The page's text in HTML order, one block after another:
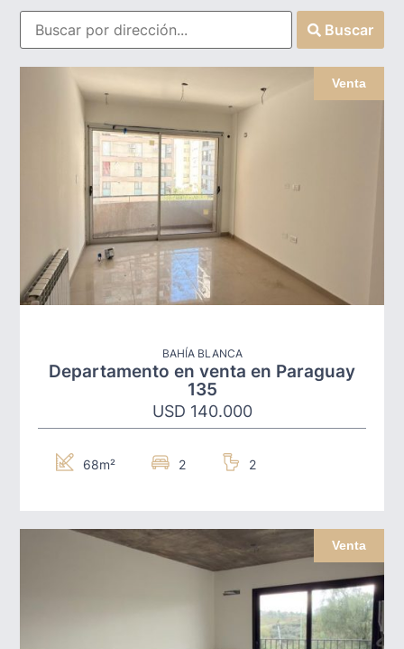
Buscar
Venta
BAHÍA BLANCA
Departamento en venta en Paraguay
135
USD 140.000
68m² 2 2
Venta